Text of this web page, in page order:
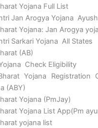
Yojana Full List
Jan Arogya Yojana
Yojana: Jan Arogya
Sarkari Yojana All States
(AB)
Check Eligibility
Yojana Registration
(ABY)
Yojana (PmJay)
Yojana List App(Pm
yojana list